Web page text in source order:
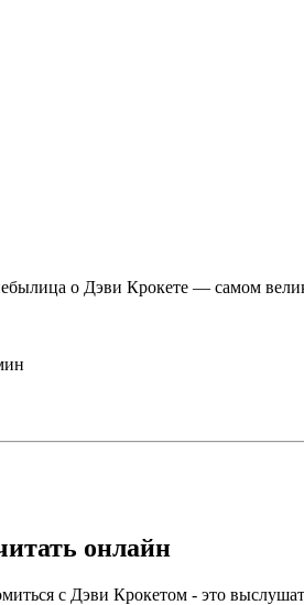
о Дэви Крокете — самом
онлайн
с Дэви Крокетом - это